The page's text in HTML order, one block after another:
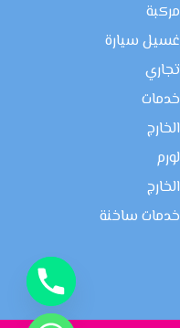
مركبة
غسيل سيارة
تجاري
خدمات
الخارج
لورم
الخارج
خدمات ساخنة